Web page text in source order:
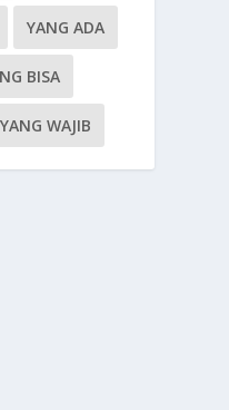
YANG ADA
BISA
YANG WAJIB